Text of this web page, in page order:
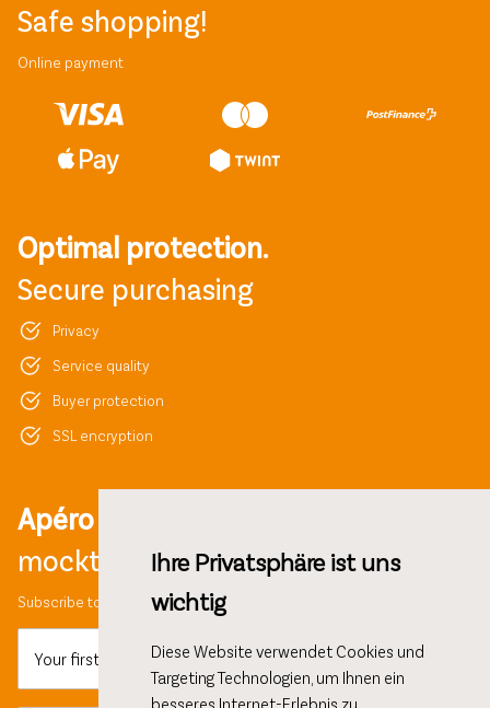
Ihre Privatsphäre ist uns
wichtig
Diese Website verwendet Cookies und
Targeting Technologien, um Ihnen ein
besseres Internet-Erlebnis zu
Safe shopping!
Online payment
Optimal protection.
Secure purchasing
Privacy
Service quality
Buyer protection
SSL encryption
Apéro ideas,
mocktail recipes and more!
Subscribe to our newsletter and get 10% discount on your first order.
Your first name